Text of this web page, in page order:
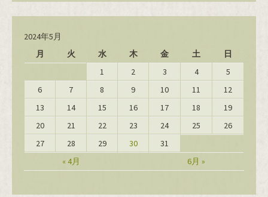
2024年5月
月
火 水 木 金 土 日
« 4月 6月 »
1 2 3 4
5
6
7 8 9 10 11
12
13
14 15 16 17 18
19
20
21 22 23 24 25
26
27
28 29 30 31